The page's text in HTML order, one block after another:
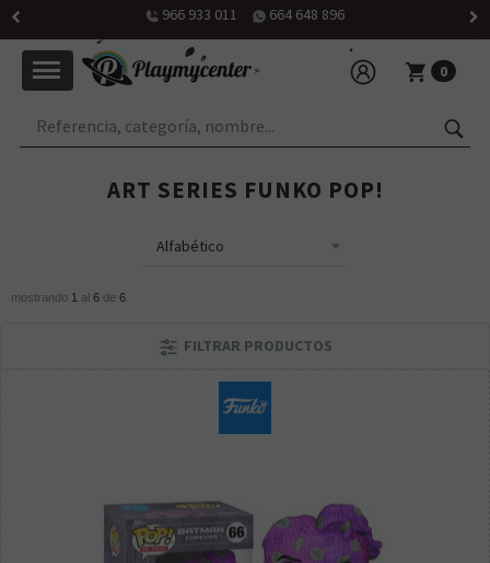
966 933 011 664 648 896
0
ART SERIES FUNKO POP!
mostrando 1 al 6 de 6
FILTRAR PRODUCTOS